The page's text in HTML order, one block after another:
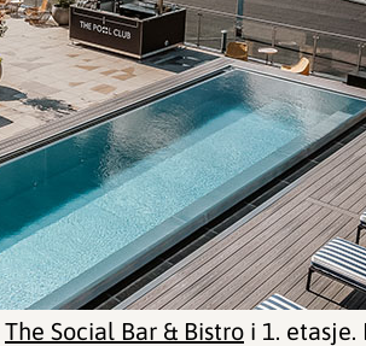
The Social Bar & Bistro i 1. etasje.